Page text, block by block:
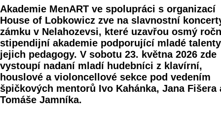
Akademie MenART ve spolupráci s organizací
House of Lobkowicz zve na slavnostní
zámku v Nelahozevsi, které uzavřou osmý
stipendijní akademie podporující mladé
jejich pedagogy. V sobotu 23. května 2026 zde
vystoupí nadaní mladí hudebníci z klavírní,
houslové a violoncellové sekce pod vedením
špičkových mentorů Ivo Kahánka, Jana Fišera
Tomáše Jamníka.